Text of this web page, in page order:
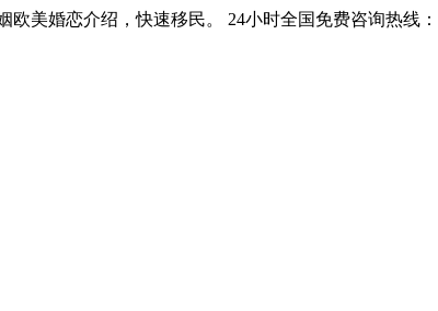
美婚恋介绍，快速移民。 24小时全国免费咨询热线：